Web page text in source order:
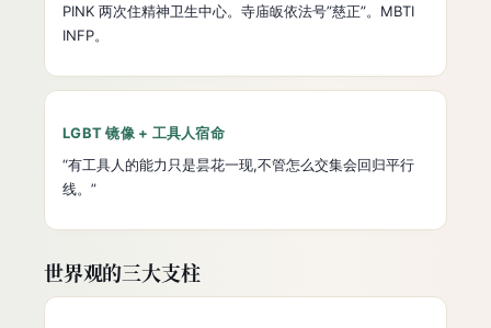
PINK 两次住精神卫生中心。寺庙皈依法号”慈正”。MBTI
INFP。
LGBT 镜像 + 工具人宿命
“有工具人的能力只是昙花一现,不管怎么交集会回归平行
线。”
世界观的三大支柱